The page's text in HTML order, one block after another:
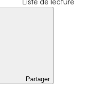
Partager